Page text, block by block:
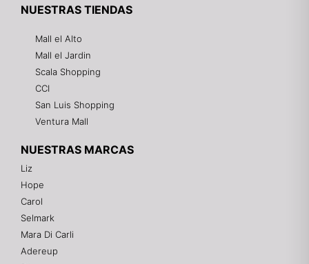
NUESTRAS TIENDAS
Mall el Alto
Mall el Jardin
Scala Shopping
CCI
San Luis Shopping
Ventura Mall
NUESTRAS MARCAS
Liz
Hope
Carol
Selmark
Mara Di Carli
Adereup
¡Hola! 👋